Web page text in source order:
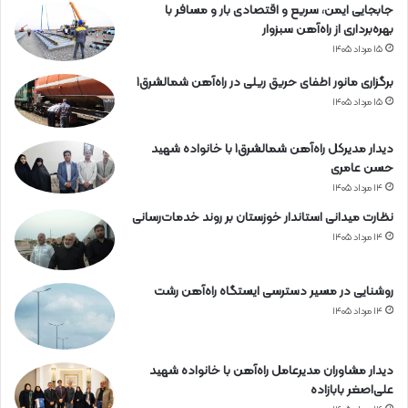
جابجایی ایمن، سریع و اقتصادی بار و مسافر با
بهره‌برداری از راه‌آهن سبزوار
۱۵ مرداد ۱۴۰۵
برگزاری مانور اطفای حریق ریلی در راه‌آهن شمالشرق۱
۱۵ مرداد ۱۴۰۵
دیدار مدیرکل راه‌آهن شمالشرق۱ با خانواده شهید
حسن عامری
۱۴ مرداد ۱۴۰۵
نظارت میدانی استاندار خوزستان بر روند خدمات‌رسانی
۱۴ مرداد ۱۴۰۵
روشنایی در مسیر دسترسی ایستگاه راه‌آهن رشت
۱۴ مرداد ۱۴۰۵
دیدار مشاوران مدیرعامل راه‌آهن با خانواده شهید
علی‌اصغر بابازاده